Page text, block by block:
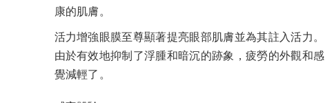
康的肌膚。
活力增強眼膜至尊顯著提亮眼部肌膚並為其註入活力。
由於有效地抑制了浮腫和暗沉的跡象，疲勞的外觀和感
覺減輕了。